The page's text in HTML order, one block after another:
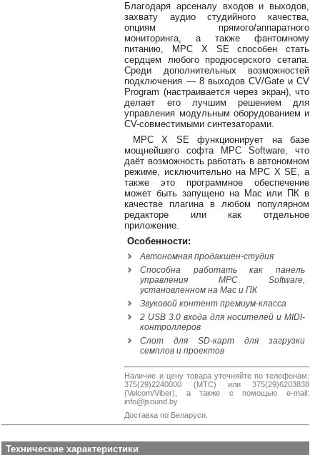
Благодаря арсеналу входов и выходов,
захвату аудио студийного качества,
опциям прямого/аппаратного
мониторинга, а также фантомному
питанию, MPC X SE способен стать
сердцем любого продюсерского сетапа.
Среди дополнительных возможностей
подключения — 8 выходов CV/Gate и CV
Program (настраивается через экран), что
делает его лучшим решением для
управления модульным оборудованием и
CV-совместимыми синтезаторами.
MPC X SE функционирует на базе
мощнейшего софта MPC Software, что
даёт возможность работать в автономном
режиме, исключительно на MPC X SE, а
также это программное обеспечение
может быть запущено на Mac или ПК в
качестве плагина в любом популярном
редакторе или как отдельное
приложение.
Особенности:
Автономная продакшен-студия
Способна работать как панель
управления MPC Software,
установленном на Mac и ПК
Звуковой контент премиум-класса
2 USB 3.0 входа для носителей и MIDI-
контроллеров
Слот для SD-карт для загрузки
семплов и проектов
Наличие и цену товара уточняйте по телефонам:
375(29)2240000 (МТС) или 375(29)6203838
(Velcom/Viber), а также с помощью e-mail:
info@jsound.by
Доставка по Беларуси.
Технические характеристики